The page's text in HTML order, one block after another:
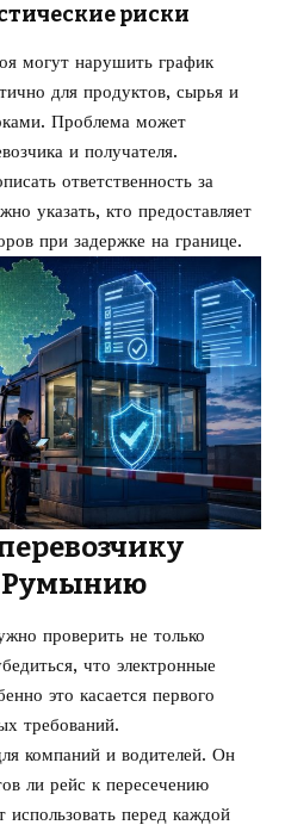
риски
могут нарушить график
для продуктов, сырья и
Проблема может
и получателя.
ответственность за
указать, кто предоставляет
при задержке на границе.
Румынию
проверить не только
что электронные
это касается первого
требований.
компаний и водителей. Он
ли рейс к пересечению
использовать перед каждой